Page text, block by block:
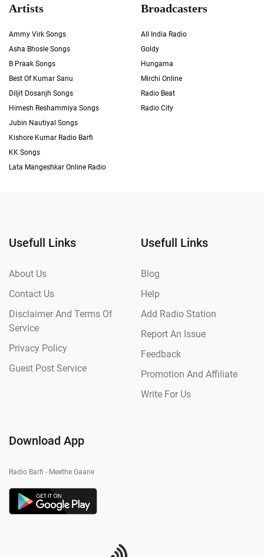
Artists
Ammy Virk Songs
Asha Bhosle Songs
B Praak Songs
Best Of Kumar Sanu
Diljit Dosanjh Songs
Himesh Reshammiya Songs
Jubin Nautiyal Songs
Kishore Kumar Radio Barfi
KK Songs
Lata Mangeshkar Online Radio
Broadcasters
All India Radio
Goldy
Hungama
Mirchi Online
Radio Beat
Radio City
Usefull Links
About Us
Contact Us
Disclaimer And Terms Of
Service
Privacy Policy
Guest Post Service
Usefull Links
Blog
Help
Add Radio Station
Report An Issue
Feedback
Promotion And Affiliate
Write For Us
Download App
Radio Barfi - Meethe Gaane